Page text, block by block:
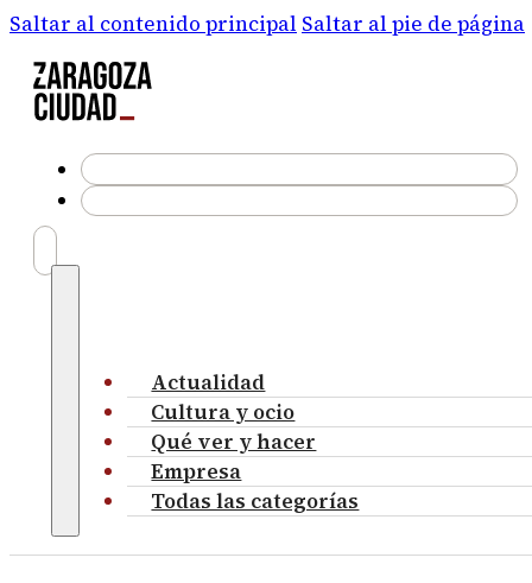
Saltar al contenido principal Saltar al pie de página
Actualidad
Cultura y ocio
Qué ver y hacer
Empresa
Todas las categorías